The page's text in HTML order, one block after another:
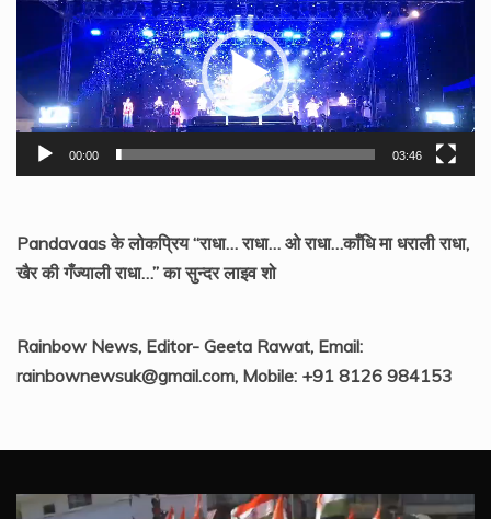
Player
00:00 03:46
Pandavaas के लोकप्रिय “राधा… राधा… ओ राधा…काँधि मा धराली राधा,
खैर की गँज्याली राधा…” का सुन्दर लाइव शो
Rainbow News, Editor- Geeta Rawat, Email:
rainbownewsuk@gmail.com, Mobile: +91 8126 984153
Video